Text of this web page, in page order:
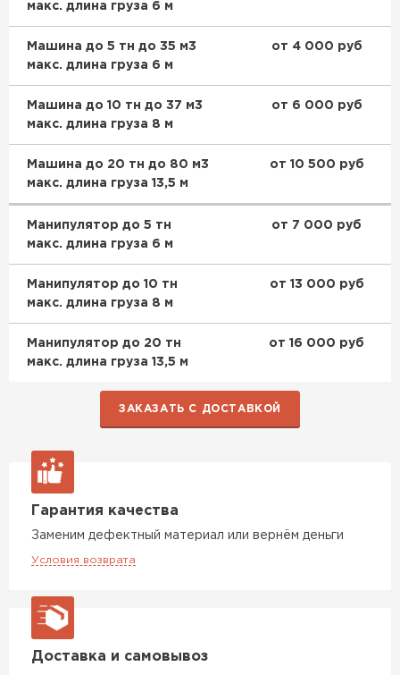
макс. длина груза 6 м
Машина до 5 тн до 35 м3
макс. длина груза 6 м
от 4 000 руб
Машина до 10 тн до 37 м3
макс. длина груза 8 м
от 6 000 руб
Машина до 20 тн до 80 м3
макс. длина груза 13,5 м
от 10 500 руб
Манипулятор до 5 тн
макс. длина груза 6 м
от 7 000 руб
Манипулятор до 10 тн
макс. длина груза 8 м
от 13 000 руб
Манипулятор до 20 тн
макс. длина груза 13,5 м
от 16 000 руб
ЗАКАЗАТЬ С ДОСТАВКОЙ
Гарантия качества
Заменим дефектный материал или вернём деньги
Условия возврата
Доставка и самовывоз